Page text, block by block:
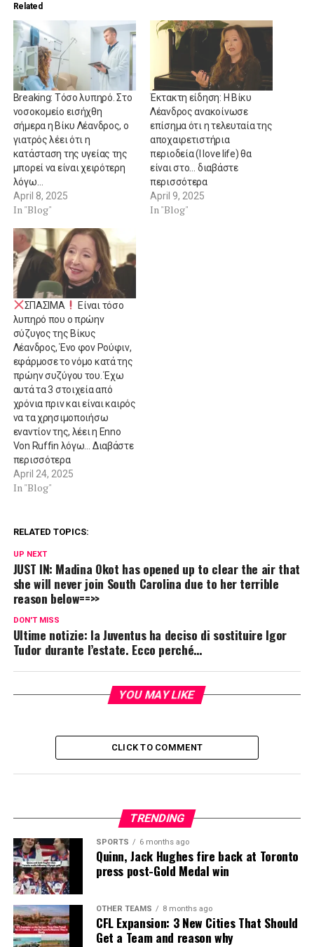
Related
Breaking: Τόσο λυπηρό. Στο
νοσοκομείο εισήχθη
σήμερα η Βίκυ Λέανδρος, ο
γιατρός λέει ότι η
κατάσταση της υγείας της
μπορεί να είναι χειρότερη
λόγω…
April 8, 2025
In "Blog"
Έκτακτη είδηση: Η Βίκυ
Λέανδρος ανακοίνωσε
επίσημα ότι η τελευταία της
αποχαιρετιστήρια
περιοδεία (I love life) θα
είναι στο… διαβάστε
περισσότερα
April 9, 2025
In "Blog"
ΣΠΑΣΙΜΑ
Είναι τόσο
λυπηρό που ο πρώην
σύζυγος της Βίκυς
Λέανδρος, Ένο φον Ρούφιν,
εφάρμοσε το νόμο κατά της
πρώην συζύγου του. Έχω
αυτά τα 3 στοιχεία από
χρόνια πριν και είναι καιρός
να τα χρησιμοποιήσω
εναντίον της, λέει η Enno
Von Ruffin λόγω… Διαβάστε
περισσότερα
April 24, 2025
In "Blog"
RELATED TOPICS:
UP NEXT
JUST IN: Madina Okot has opened up to clear the air that
she will never join South Carolina due to her terrible
reason below==>>
DON'T MISS
Ultime notizie: la Juventus ha deciso di sostituire Igor
Tudor durante l’estate. Ecco perché…
YOU MAY LIKE
CLICK TO COMMENT
TRENDING
SPORTS 6 months ago
Quinn, Jack Hughes fire back at Toronto
press post-Gold Medal win
OTHER TEAMS 8 months ago
CFL Expansion: 3 New Cities That Should
Get a Team and reason why